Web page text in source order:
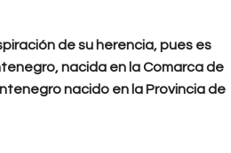
de su herencia, pues es
nacida en la Comarca de
nacido en la Provincia de